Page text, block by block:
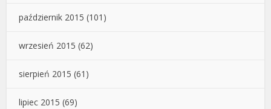
październik 2015 (101)
wrzesień 2015 (62)
sierpień 2015 (61)
lipiec 2015 (69)